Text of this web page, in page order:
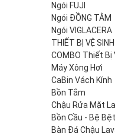
Ngói FUJI
Ngói ĐỒNG TÂM
Ngói VIGLACERA
THIẾT BỊ VỆ SINH
COMBO Thiết Bị
Máy Xông Hơi
CaBin Vách Kính
Bồn Tắm
Chậu Rửa Mặt
Bồn Cầu - Bệ Bệt
Bàn Đá Chậu